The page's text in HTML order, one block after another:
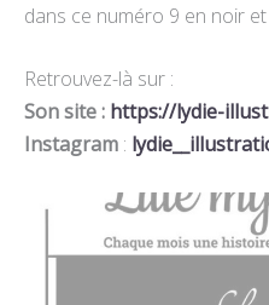
dans ce numéro 9 en noir et
Retrouvez-là sur :
Son site : https://lydie-
Instagram :